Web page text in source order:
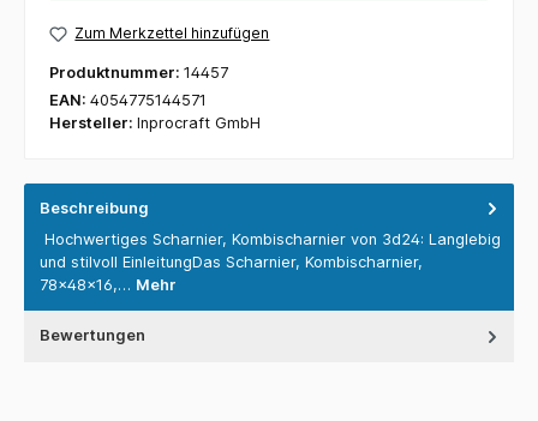
Zum Merkzettel hinzufügen
Produktnummer: 14457
EAN: 4054775144571
Hersteller: Inprocraft GmbH
Beschreibung
Hochwertiges Scharnier, Kombischarnier von 3d24: Langlebig
und stilvoll EinleitungDas Scharnier, Kombischarnier,
78x48x16,… Mehr
Bewertungen